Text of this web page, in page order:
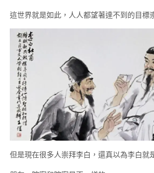
這世界就是如此，人人都望著達不到的目標
但是現在很多人崇拜李白，還真以為李白就